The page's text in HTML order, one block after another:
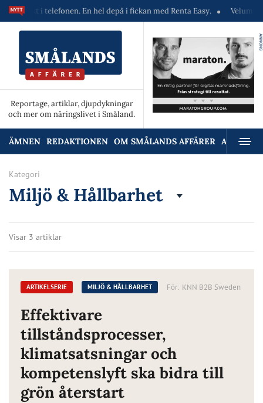
i telefonen. En hel depå i fickan med Renta Easy. Velumi
Reportage, artiklar, djupdykningar
och mer om näringslivet i Småland.
ANNONS
ÄMNEN REDAKTIONEN OM SMÅLANDS AFFÄRER
Kategori
Miljö & Hållbarhet
Visar 3 artiklar
ARTIKELSERIE MILJÖ & HÅLLBARHET För: KNN B2B Sweden
Effektivare
tillståndsprocesser,
klimatsatsningar och
kompetenslyft ska bidra till
grön återstart